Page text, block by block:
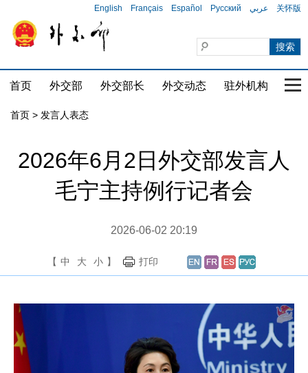
English Français Español Русский عربي 关怀版
首页 外交部 外交部长 外交动态 驻外机构 国
首页 > 发言人表态
2026年6月2日外交部发言人
毛宁主持例行记者会
2026-06-02 20:19
【 中 大 小 】 打印